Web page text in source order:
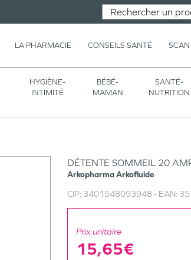
LA PHARMACIE CONSEILS SANTÉ SCAN
HYGIÈNE-
INTIMITÉ
BÉBÉ-
MAMAN
SANTÉ-
NUTRITION
DÉTENTE SOMMEIL 20
ArkopharmaArkofluide
CIP: 3401548093948- EAN:
Prix unitaire
15,65€